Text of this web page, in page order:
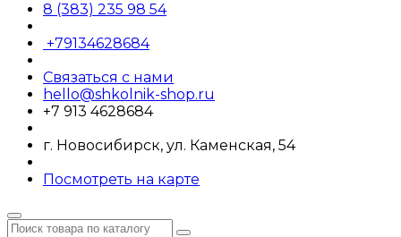
8 (383) 235 98 54
+79134628684
Связаться с нами
hello@shkolnik-shop.ru
+7 913 4628684
г. Новосибирск, ул. Каменская, 54
Посмотреть на карте